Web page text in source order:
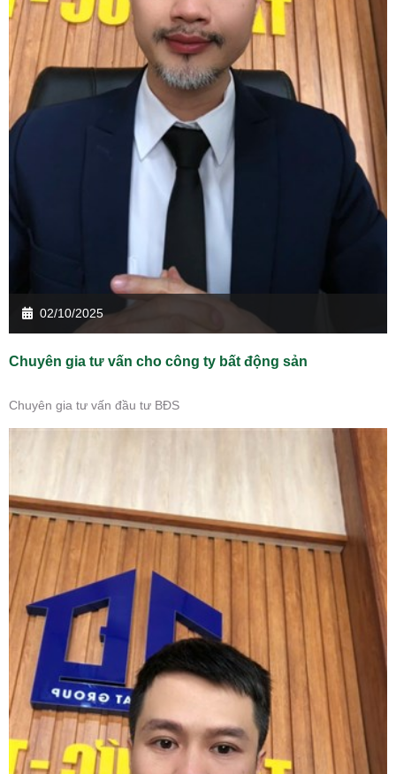
02/10/2025
Chuyên gia tư vấn cho công ty bất động sản
Chuyên gia tư vấn đầu tư BĐS